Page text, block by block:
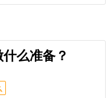
么准备？